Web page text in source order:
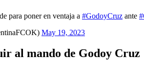
para poner en ventaja a #GodoyCruz ante
May 19, 2023
al mando de Godoy Cruz